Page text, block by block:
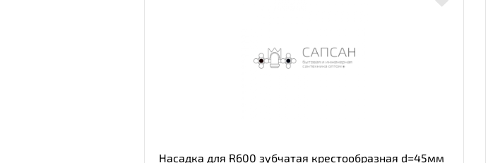
Насадка для R600 зубчатая крестообразная d=45мм